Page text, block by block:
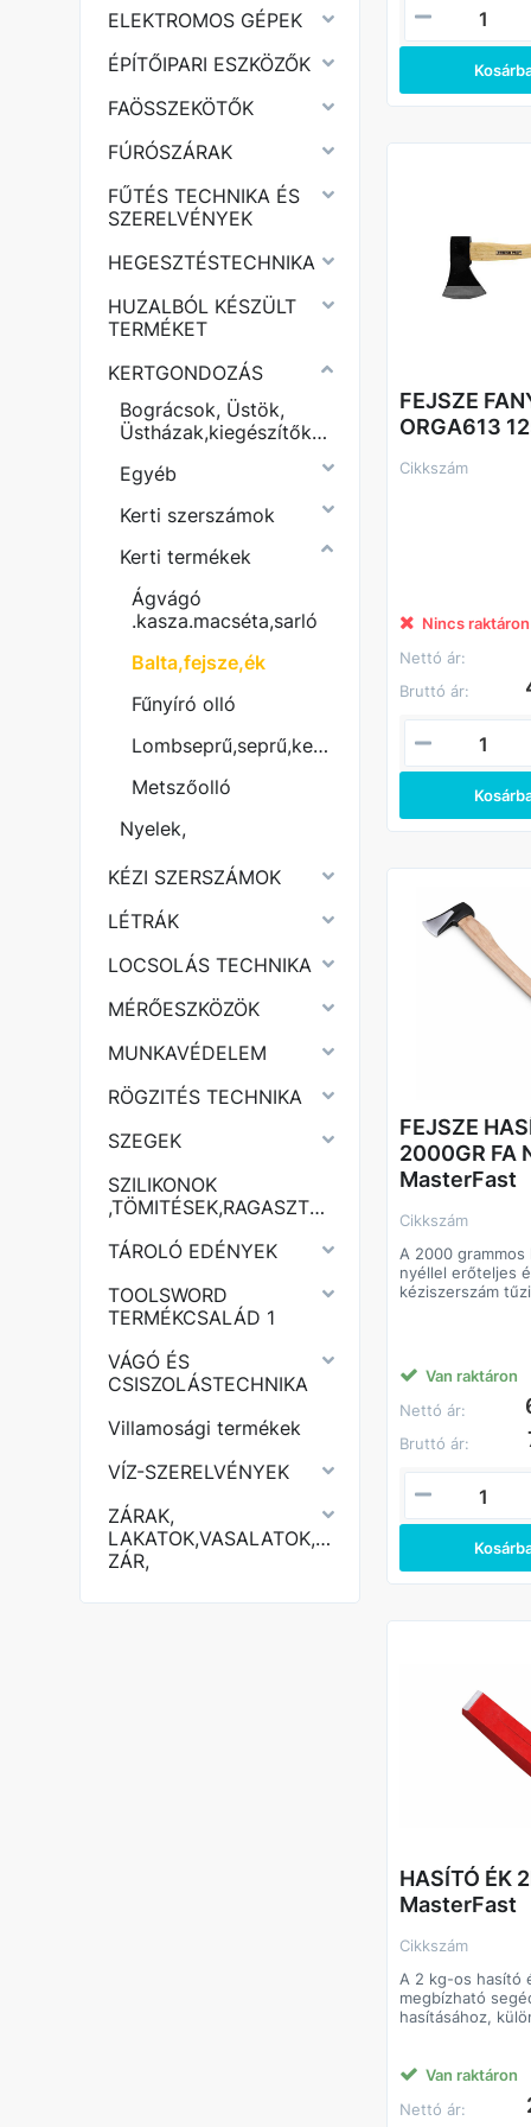
ELEKTROMOS GÉPEK
ÉPÍTŐIPARI ESZKÖZŐK
FAÖSSZEKÖTŐK
FÚRÓSZÁRAK
FŰTÉS TECHNIKA ÉS
SZERELVÉNYEK
HEGESZTÉSTECHNIKA
HUZALBÓL KÉSZÜLT
TERMÉKET
KERTGONDOZÁS
Bográcsok, Üstök,
Üstházak,kiegészítők,nyársbot
Egyéb
Kerti szerszámok
Kerti termékek
Ágvágó
.kasza.macséta,sarló
Balta,fejsze,ék
Fűnyíró olló
Lombseprű,seprű,kefék
Metszőolló
Nyelek,
KÉZI SZERSZÁMOK
LÉTRÁK
LOCSOLÁS TECHNIKA
MÉRŐESZKÖZÖK
MUNKAVÉDELEM
RÖGZITÉS TECHNIKA
SZEGEK
SZILIKONOK
,TÖMITÉSEK,RAGASZTÓK,PURHABOK,
TÁROLÓ EDÉNYEK
TOOLSWORD
TERMÉKCSALÁD 1
VÁGÓ ÉS
CSISZOLÁSTECHNIKA
Villamosági termékek
VÍZ-SZERELVÉNYEK
ZÁRAK,
LAKATOK,VASALATOK,KERÉKPÁR
ZÁR,
FEJSZE
ORGA613
Cikkszám
Nincs raktáron
Nettó ár:
Bruttó ár:
FEJSZE
2000GR FA
MasterFast
Cikkszám
A 2000
nyéllel erőteljes
kéziszerszám
kényelmes és
használatot tesz
Főbb jellemzők
• 2000 g-os
ütőerő,
• Edzett acél
kopásálló
• Erős fa nyél –
rezgéscsillapító
• Megbízható
felhasználás
Van raktáron
Nettó ár:
Bruttó ár:
HASÍTÓ ÉK
MasterFast
Cikkszám
A 2 kg-os hasító
megbízható
hasításához,
készült ék nagy
hatékony
megkönnyítve a
Van raktáron
Nettó ár: